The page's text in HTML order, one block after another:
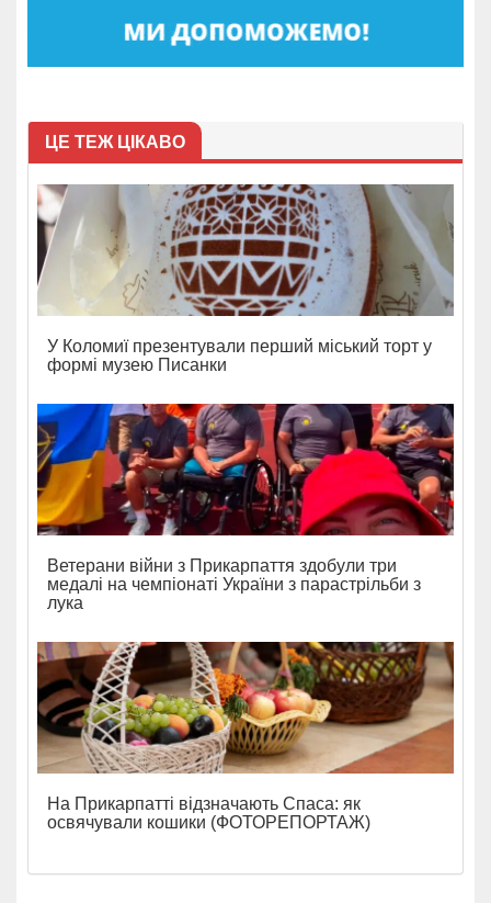
ЦЕ ТЕЖ ЦІКАВО
У Коломиї презентували перший міський торт у
формі музею Писанки
Ветерани війни з Прикарпаття здобули три
медалі на чемпіонаті України з парастрільби з
лука
На Прикарпатті відзначають Спаса: як
освячували кошики (ФОТОРЕПОРТАЖ)